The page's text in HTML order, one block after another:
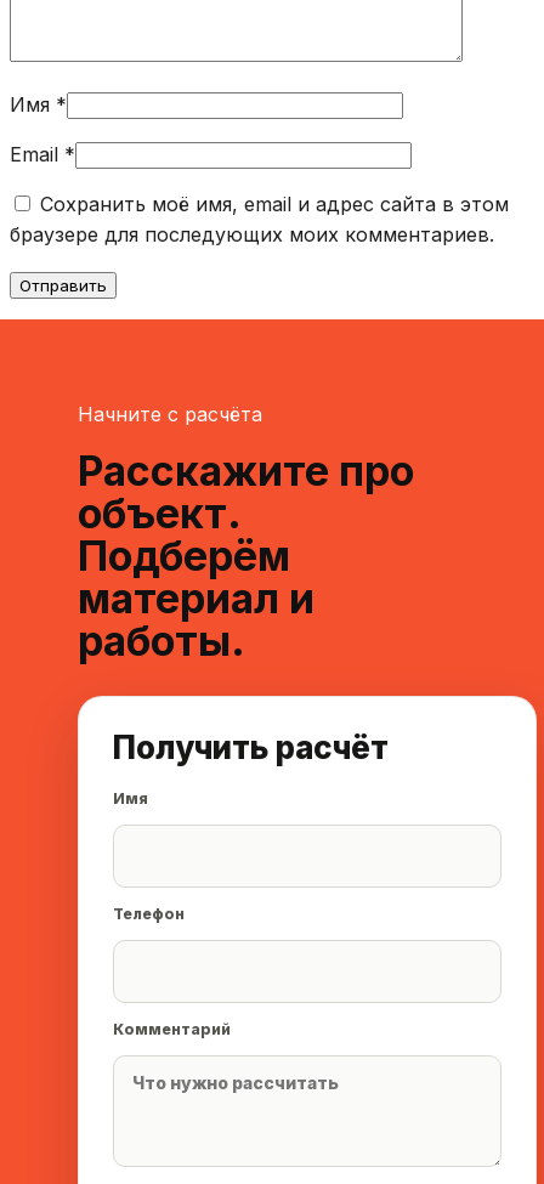
Имя *
Email *
Сохранить моё имя, email и адрес сайта в этом
браузере для последующих моих комментариев.
Начните с расчёта
Расскажите про
объект.
Подберём
материал и
работы.
Получить расчёт
Имя
Телефон
Комментарий